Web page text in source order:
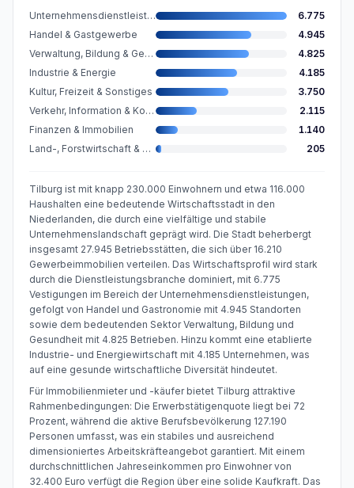
Unternehmensdienstleistungen
6.775
Handel & Gastgewerbe
4.945
Verwaltung, Bildung & Gesundheit
4.825
Industrie & Energie
4.185
Kultur, Freizeit & Sonstiges
3.750
Verkehr, Information & Kommunikation
2.115
Finanzen & Immobilien
1.140
Land-, Forstwirtschaft & Fischerei
205
Tilburg ist mit knapp 230.000 Einwohnern und etwa 116.000
Haushalten eine bedeutende Wirtschaftsstadt in den
Niederlanden, die durch eine vielfältige und stabile
Unternehmenslandschaft geprägt wird. Die Stadt beherbergt
insgesamt 27.945 Betriebsstätten, die sich über 16.210
Gewerbeimmobilien verteilen. Das Wirtschaftsprofil wird stark
durch die Dienstleistungsbranche dominiert, mit 6.775
Vestigungen im Bereich der Unternehmensdienstleistungen,
gefolgt von Handel und Gastronomie mit 4.945 Standorten
sowie dem bedeutenden Sektor Verwaltung, Bildung und
Gesundheit mit 4.825 Betrieben. Hinzu kommt eine etablierte
Industrie- und Energiewirtschaft mit 4.185 Unternehmen, was
auf eine gesunde wirtschaftliche Diversität hindeutet.
Für Immobilienmieter und -käufer bietet Tilburg attraktive
Rahmenbedingungen: Die Erwerbstätigenquote liegt bei 72
Prozent, während die aktive Berufsbevölkerung 127.190
Personen umfasst, was ein stabiles und ausreichend
dimensioniertes Arbeitskräfteangebot garantiert. Mit einem
durchschnittlichen Jahreseinkommen pro Einwohner von
32.400 Euro verfügt die Region über eine solide Kaufkraft. Das